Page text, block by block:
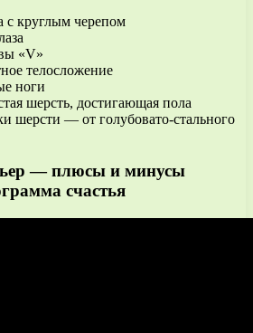
с круглым черепом
«V»
телосложение
ноги
шерсть, достигающая пола
шерсти — от голубовато-стального
— плюсы и минусы
счастья